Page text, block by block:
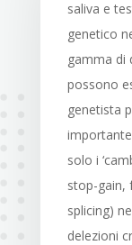
saliva e
genetico
gamma di
possono
genetista
solo i
stop-gain,
splicing)
delezioni